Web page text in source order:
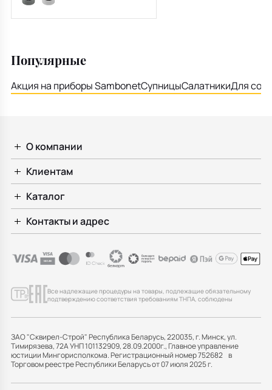
Line Z u'Select 15
Популярные
Акция на приборы SambonetСупницыСалатникиДля
О компании
Клиентам
Каталог
Контакты и адрес
Все надлежащие процедуры на товары, подлежащие обязательному
подтверждению соответствия требованиям ТНПА, соблюдены
ЗАО "Сквирел-Строй" Республика Беларусь, 220035, г. Минск, ул.
Тимирязева, 72А УНП 101132909, 28.09.2000г., Главное управление
юстиции Мингорисполкома. Регистрационный номер 752682 в
Торговом реестре Республики Беларусь от 07 июля 2025 г.